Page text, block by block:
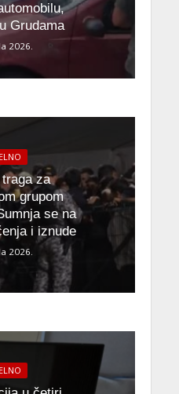
Grudama
2026.
za
grupom
se na
i iznude
2026.